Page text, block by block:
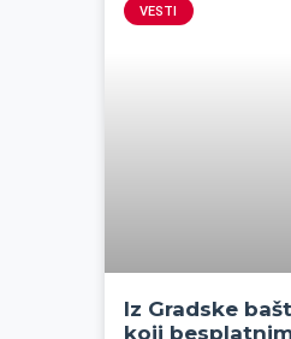
VESTI
Iz Gradske
koji